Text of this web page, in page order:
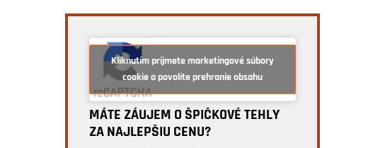
Kliknutím prijmete marketingové súbory
cookie a povolíte prehranie obsahu
MÁTE ZÁUJEM O ŠPIČKOVÉ TEHLY
ZA NAJLEPŠIU CENU?